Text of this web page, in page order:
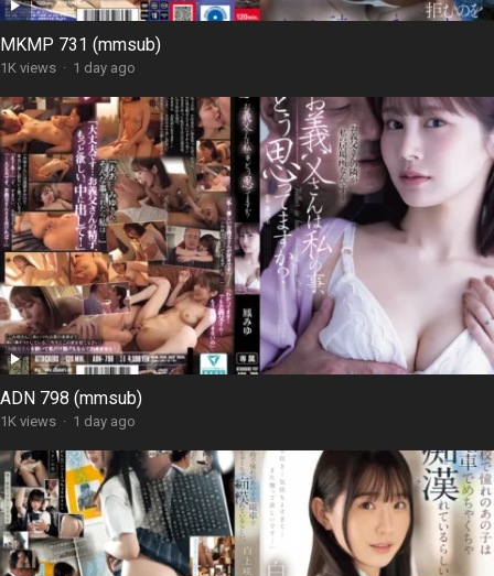
MKMP 731 (mmsub)
1K views · 1 day ago
ADN 798 (mmsub)
1K views · 1 day ago